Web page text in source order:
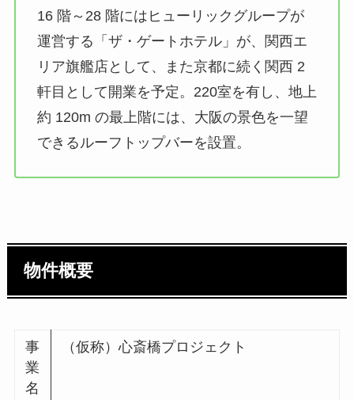
16 階～28 階にはヒューリックグループが
運営する「ザ・ゲートホテル」が、関西エ
リア旗艦店として、また京都に続く関西 2
軒目として開業を予定。220室を有し、地上
約 120m の最上階には、大阪の景色を一望
できるルーフトップバーを設置。
物件概要
事
業
名
（仮称）心斎橋プロジェクト